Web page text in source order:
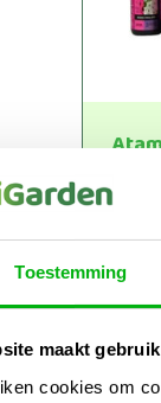
Toestemming
maakt
cookies om
€